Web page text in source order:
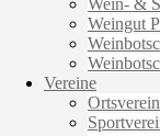
Wein- &
Weingut
Vereine